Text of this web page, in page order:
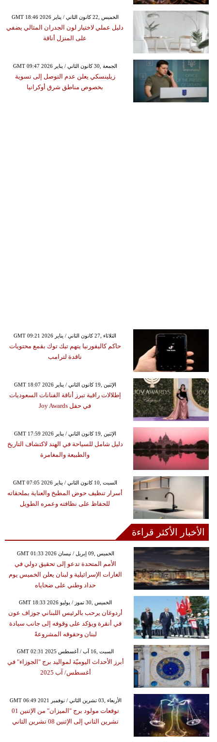
GMT 18:46 2026 الخميس ,22 كانون الثاني / يناير
دليل عملي لاختيار لون الجدران المثالي يضفي
على المنزل أناقة
GMT 09:47 2026 الجمعة ,30 كانون الثاني / يناير
زيلينسكي يعلن عدم التوصل إلى تسوية
بخصوص مناطق شرق أوكرانيا
GMT 09:21 2026 الثلاثاء ,27 كانون الثاني / يناير
حاكم كاليفورنيا يتهم تيك توك بقمع محتويات
ناقدة لترامب
GMT 18:07 2026 الإثنين ,19 كانون الثاني / يناير
إطلالات راقية تبرز أناقة الفنانات السعوديات
في حفل Joy Awards
GMT 17:59 2026 الإثنين ,19 كانون الثاني / يناير
دليل شامل للسياحة في الهند لاكتشاف التاريخ
والطبيعة والمغامرة
GMT 07:05 2026 السبت ,10 كانون الثاني / يناير
أسرار تنظيف حوض المطبخ والعناية بملحقاته
للحفاظ على نظافته وعمره الطويل
الأخبار الأكثر قراءة
GMT 01:33 2026 الخميس ,09 إبريل / نيسان
الأمم المتحدة تدعو إلى تحقيق دولي في
الغارات الإسرائيلية و لبنان يعلن الخميس يوم
حداد وطني على ضحاياه
GMT 18:33 2026 الخميس ,30 تموز / يوليو
أردوغان يرحب بالرئيس اللبناني جوزاف عون
في أنقرة ويؤكد على وقوفه إلى جانب سيادة
لبنان وحقوقه المشروعةً
GMT 02:31 2025 السبت ,16 آب / أغسطس
أبرز الأحداث اليوميّة لمواليد برج "الجوزاء" في
أغسطس/ آب 2025
GMT 06:49 2021 الأربعاء ,03 تشرين الثاني / نوفمبر
توقعات مولود برج "الميزان" من الإثنين 01
تشرين الثاني إلى الإثنين 08 تشرين الثاني